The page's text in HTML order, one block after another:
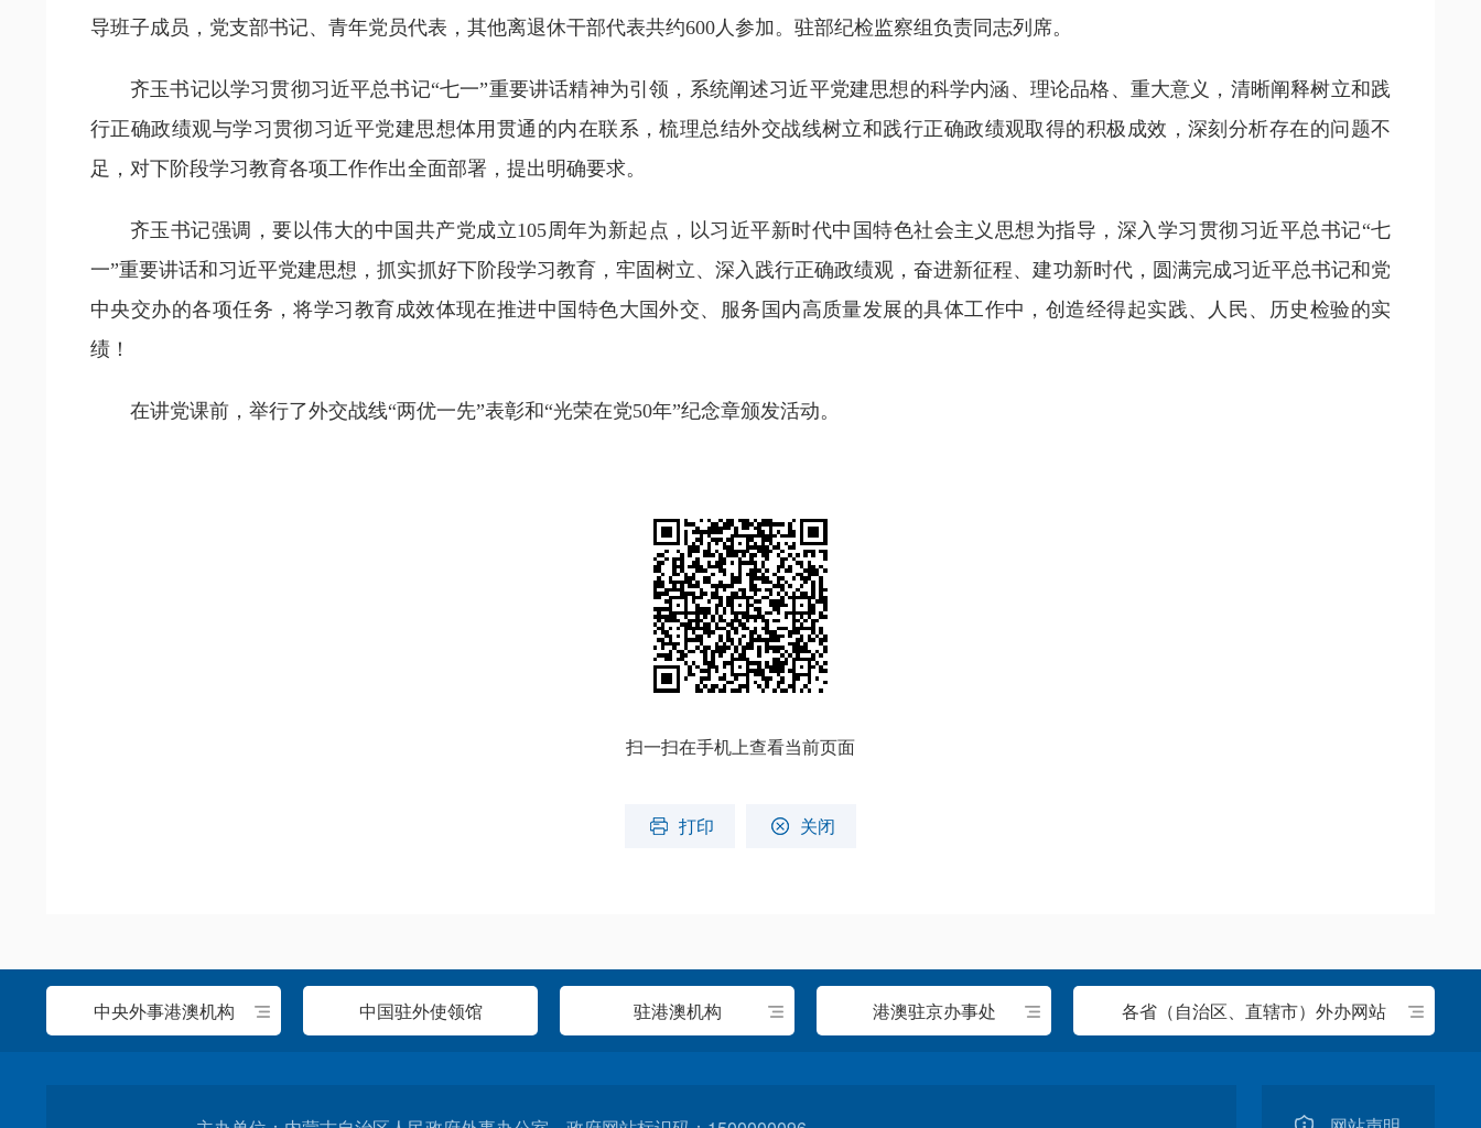
导班子成员，党支部书记、青年党员代表，其他离退休干部代表共约600人参加。驻部纪检监察组负责同志列席。
齐玉书记以学习贯彻习近平总书记“七一”重要讲话精神为引领，系统阐述习近平党建思想的科学内涵、理论品格、重大意义，清晰阐释树立和践
行正确政绩观与学习贯彻习近平党建思想体用贯通的内在联系，梳理总结外交战线树立和践行正确政绩观取得的积极成效，深刻分析存在的问题不
足，对下阶段学习教育各项工作作出全面部署，提出明确要求。
齐玉书记强调，要以伟大的中国共产党成立105周年为新起点，以习近平新时代中国特色社会主义思想为指导，深入学习贯彻习近平总书记“七
一”重要讲话和习近平党建思想，抓实抓好下阶段学习教育，牢固树立、深入践行正确政绩观，奋进新征程、建功新时代，圆满完成习近平总书记和党
中央交办的各项任务，将学习教育成效体现在推进中国特色大国外交、服务国内高质量发展的具体工作中，创造经得起实践、人民、历史检验的实
绩！
在讲党课前，举行了外交战线“两优一先”表彰和“光荣在党50年”纪念章颁发活动。
扫一扫在手机上查看当前页面
打印 关闭
中央外事港澳机构 中国驻外使领馆 驻港澳机构 港澳驻京办事处 各省（自治区、直辖市）外办网站